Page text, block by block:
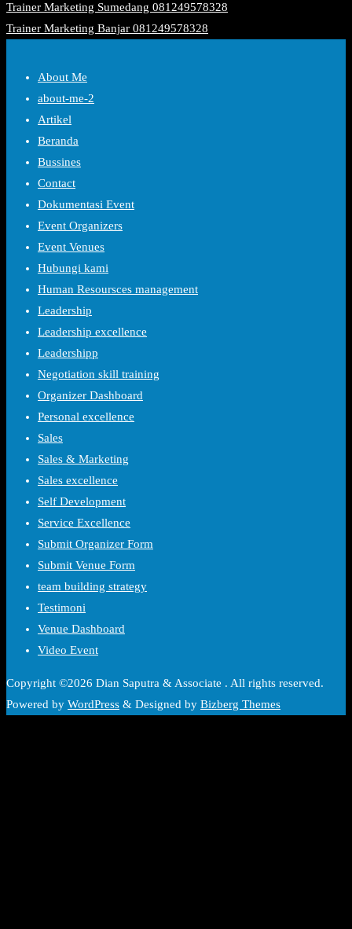
Trainer Marketing Sumedang 081249578328
Trainer Marketing Banjar 081249578328
About Me
about-me-2
Artikel
Beranda
Bussines
Contact
Dokumentasi Event
Event Organizers
Event Venues
Hubungi kami
Human Resoursces management
Leadership
Leadership excellence
Leadershipp
Negotiation skill training
Organizer Dashboard
Personal excellence
Sales
Sales & Marketing
Sales excellence
Self Development
Service Excellence
Submit Organizer Form
Submit Venue Form
team building strategy
Testimoni
Venue Dashboard
Video Event
Copyright ©2026 Dian Saputra & Associate . All rights reserved.
Powered by WordPress & Designed by Bizberg Themes